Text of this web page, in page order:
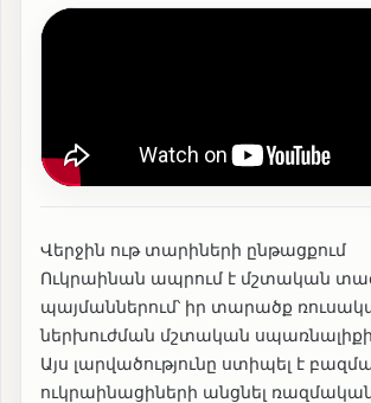
Վերջին ութ տարիների ընթացքում
Ուկրաինան ապրում է մշտական
պայմաններում՝ իր տարածք
ներխուժման մշտական սպառնալիքի
Այս լարվածությունը ստիպել է
ուկրաինացիների անցնել